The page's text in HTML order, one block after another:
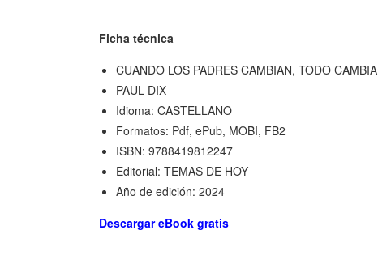
Ficha técnica
CUANDO LOS PADRES CAMBIAN, TODO CAMBIA
PAUL DIX
Idioma: CASTELLANO
Formatos: Pdf, ePub, MOBI, FB2
ISBN: 9788419812247
Editorial: TEMAS DE HOY
Año de edición: 2024
Descargar eBook gratis